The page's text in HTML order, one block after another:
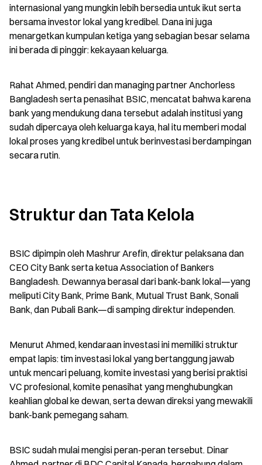
internasional yang mungkin lebih bersedia untuk ikut serta
bersama investor lokal yang kredibel. Dana ini juga
menargetkan kumpulan ketiga yang sebagian besar selama
ini berada di pinggir: kekayaan keluarga.
Rahat Ahmed, pendiri dan managing partner Anchorless
Bangladesh serta penasihat BSIC, mencatat bahwa karena
bank yang mendukung dana tersebut adalah institusi yang
sudah dipercaya oleh keluarga kaya, hal itu memberi modal
lokal proses yang kredibel untuk berinvestasi berdampingan
secara rutin.
Struktur dan Tata Kelola
BSIC dipimpin oleh Mashrur Arefin, direktur pelaksana dan
CEO City Bank serta ketua Association of Bankers
Bangladesh. Dewannya berasal dari bank-bank lokal—yang
meliputi City Bank, Prime Bank, Mutual Trust Bank, Sonali
Bank, dan Pubali Bank—di samping direktur independen.
Menurut Ahmed, kendaraan investasi ini memiliki struktur
empat lapis: tim investasi lokal yang bertanggung jawab
untuk mencari peluang, komite investasi yang berisi praktisi
VC profesional, komite penasihat yang menghubungkan
keahlian global ke dewan, serta dewan direksi yang mewakili
bank-bank pemegang saham.
BSIC sudah mulai mengisi peran-peran tersebut. Dinar